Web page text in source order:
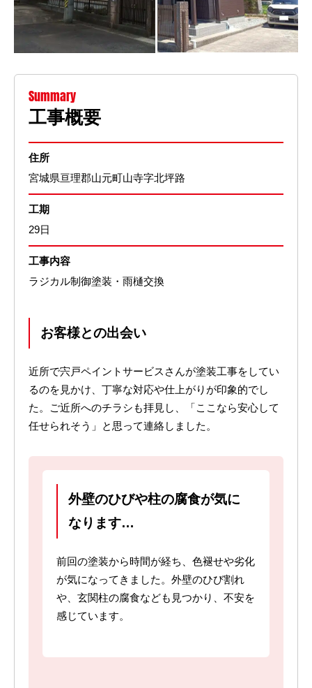
Summary
工事概要
住所
宮城県亘理郡山元町山寺字北坪路
工期
29日
工事内容
ラジカル制御塗装・雨樋交換
お客様との出会い
近所で宍戸ペイントサービスさんが塗装工事をしてい
るのを見かけ、丁寧な対応や仕上がりが印象的でし
た。ご近所へのチラシも拝見し、「ここなら安心して
任せられそう」と思って連絡しました。
外壁のひびや柱の腐食が気に
なります…
前回の塗装から時間が経ち、色褪せや劣化
が気になってきました。外壁のひび割れ
や、玄関柱の腐食なども見つかり、不安を
感じています。